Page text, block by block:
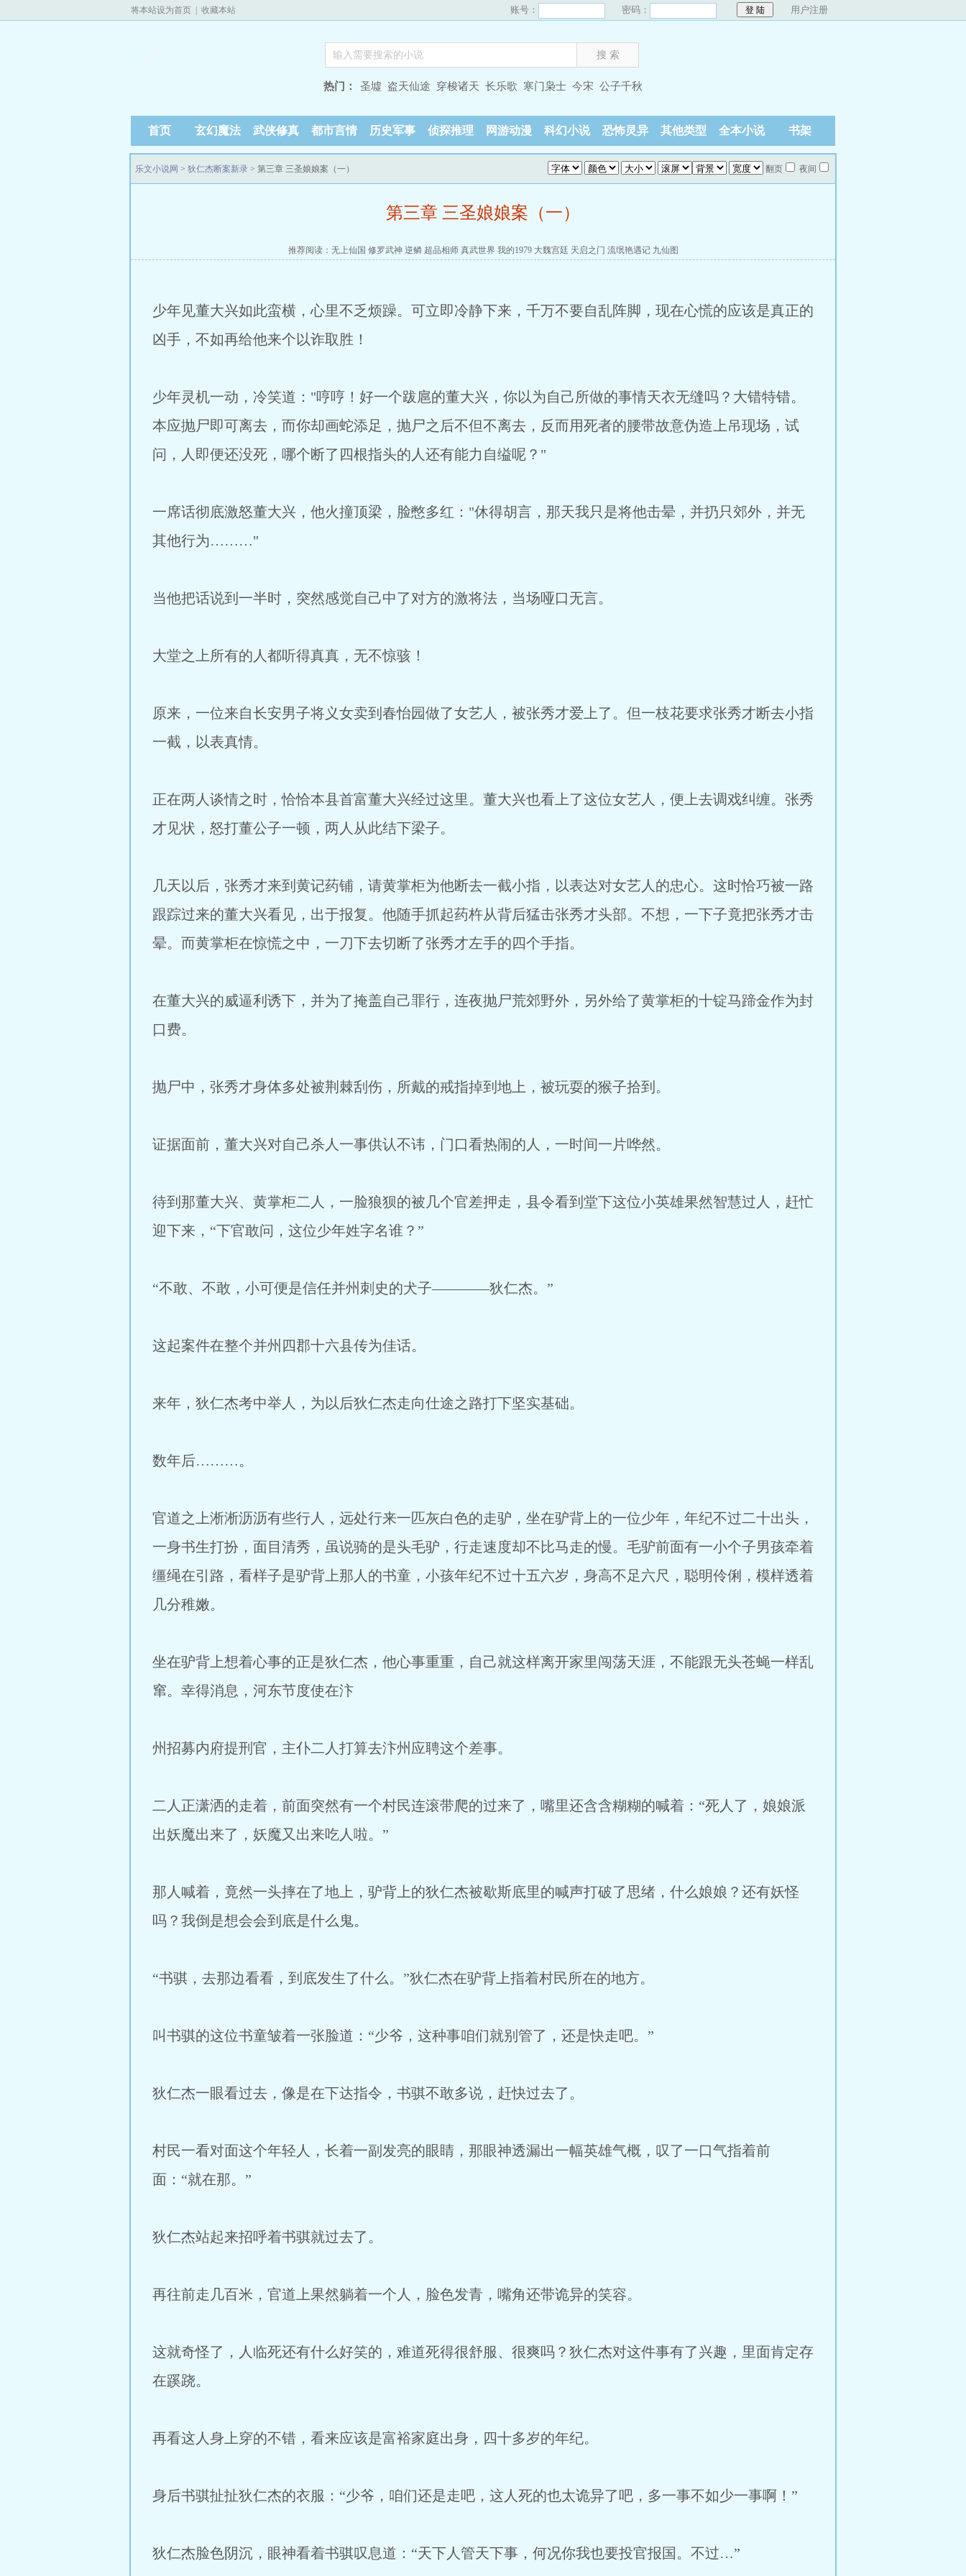
将本站设为首页 收藏本站 账号： 密码： 用户注册
热门： 圣墟 盗天仙途 穿梭诸天 长乐歌 寒门枭士 今宋 公子千秋
首页 玄幻魔法 武侠修真 都市言情 历史军事 侦探推理 网游动漫 科幻小说 恐怖灵异 其他类型 全本小说 书架
乐文小说网 > 狄仁杰断案新录 > 第三章 三圣娘娘案（一） 翻页 夜间
第三章 三圣娘娘案（一）
推荐阅读： 无上仙国 修罗武神 逆鳞 超品相师 真武世界 我的1979 大魏宫廷 天启之门 流氓艳遇记 九仙图
少年见董大兴如此蛮横，心里不乏烦躁。可立即冷静下来，千万不要自乱阵脚，现在心慌的应该是真正的
凶手，不如再给他来个以诈取胜！
少年灵机一动，冷笑道："哼哼！好一个跋扈的董大兴，你以为自己所做的事情天衣无缝吗？大错特错。
本应抛尸即可离去，而你却画蛇添足，抛尸之后不但不离去，反而用死者的腰带故意伪造上吊现场，试
问，人即便还没死，哪个断了四根指头的人还有能力自缢呢？"
一席话彻底激怒董大兴，他火撞顶梁，脸憋多红："休得胡言，那天我只是将他击晕，并扔只郊外，并无
其他行为………"
当他把话说到一半时，突然感觉自己中了对方的激将法，当场哑口无言。
大堂之上所有的人都听得真真，无不惊骇！
原来，一位来自长安男子将义女卖到春怡园做了女艺人，被张秀才爱上了。但一枝花要求张秀才断去小指
一截，以表真情。
正在两人谈情之时，恰恰本县首富董大兴经过这里。董大兴也看上了这位女艺人，便上去调戏纠缠。张秀
才见状，怒打董公子一顿，两人从此结下梁子。
几天以后，张秀才来到黄记药铺，请黄掌柜为他断去一截小指，以表达对女艺人的忠心。这时恰巧被一路
跟踪过来的董大兴看见，出于报复。他随手抓起药杵从背后猛击张秀才头部。不想，一下子竟把张秀才击
晕。而黄掌柜在惊慌之中，一刀下去切断了张秀才左手的四个手指。
在董大兴的威逼利诱下，并为了掩盖自己罪行，连夜抛尸荒郊野外，另外给了黄掌柜的十锭马蹄金作为封
口费。
抛尸中，张秀才身体多处被荆棘刮伤，所戴的戒指掉到地上，被玩耍的猴子拾到。
证据面前，董大兴对自己杀人一事供认不讳，门口看热闹的人，一时间一片哗然。
待到那董大兴、黄掌柜二人，一脸狼狈的被几个官差押走，县令看到堂下这位小英雄果然智慧过人，赶忙
迎下来，“下官敢问，这位少年姓字名谁？”
“不敢、不敢，小可便是信任并州刺史的犬子————狄仁杰。”
这起案件在整个并州四郡十六县传为佳话。
来年，狄仁杰考中举人，为以后狄仁杰走向仕途之路打下坚实基础。
数年后………。
官道之上淅淅沥沥有些行人，远处行来一匹灰白色的走驴，坐在驴背上的一位少年，年纪不过二十出头，
一身书生打扮，面目清秀，虽说骑的是头毛驴，行走速度却不比马走的慢。毛驴前面有一小个子男孩牵着
缰绳在引路，看样子是驴背上那人的书童，小孩年纪不过十五六岁，身高不足六尺，聪明伶俐，模样透着
几分稚嫩。
坐在驴背上想着心事的正是狄仁杰，他心事重重，自己就这样离开家里闯荡天涯，不能跟无头苍蝇一样乱
窜。幸得消息，河东节度使在汴
州招募内府提刑官，主仆二人打算去汴州应聘这个差事。
二人正潇洒的走着，前面突然有一个村民连滚带爬的过来了，嘴里还含含糊糊的喊着：“死人了，娘娘派
出妖魔出来了，妖魔又出来吃人啦。”
那人喊着，竟然一头摔在了地上，驴背上的狄仁杰被歇斯底里的喊声打破了思绪，什么娘娘？还有妖怪
吗？我倒是想会会到底是什么鬼。
“书骐，去那边看看，到底发生了什么。”狄仁杰在驴背上指着村民所在的地方。
叫书骐的这位书童皱着一张脸道：“少爷，这种事咱们就别管了，还是快走吧。”
狄仁杰一眼看过去，像是在下达指令，书骐不敢多说，赶快过去了。
村民一看对面这个年轻人，长着一副发亮的眼睛，那眼神透漏出一幅英雄气概，叹了一口气指着前
面：“就在那。”
狄仁杰站起来招呼着书骐就过去了。
再往前走几百米，官道上果然躺着一个人，脸色发青，嘴角还带诡异的笑容。
这就奇怪了，人临死还有什么好笑的，难道死得很舒服、很爽吗？狄仁杰对这件事有了兴趣，里面肯定存
在蹊跷。
再看这人身上穿的不错，看来应该是富裕家庭出身，四十多岁的年纪。
身后书骐扯扯狄仁杰的衣服：“少爷，咱们还是走吧，这人死的也太诡异了吧，多一事不如少一事啊！”
狄仁杰脸色阴沉，眼神看着书骐叹息道：“天下人管天下事，何况你我也要投官报国。不过…”